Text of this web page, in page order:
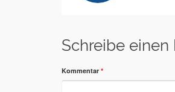
Schreibe
Kommentar *